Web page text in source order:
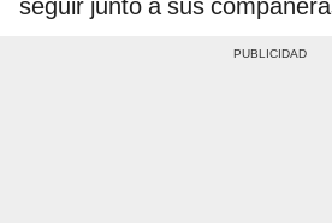
seguir junto a sus